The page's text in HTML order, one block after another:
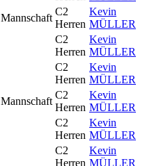
Mannschaft
C2
Herren
Kevin
MÜLLER
C2
Herren
Kevin
MÜLLER
C2
Herren
Kevin
MÜLLER
Mannschaft
C2
Herren
Kevin
MÜLLER
C2
Herren
Kevin
MÜLLER
C2
Herren
Kevin
MÜLLER